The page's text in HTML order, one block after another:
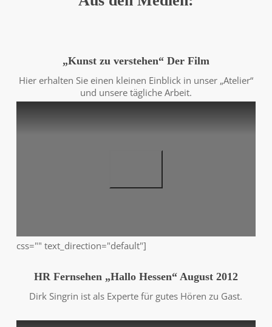
„Kunst zu verstehen“ Der Film
Hier erhalten Sie einen kleinen Einblick in unser „Atelier“
und unsere tägliche Arbeit.
css="" text_direction="default"]
HR Fernsehen „Hallo Hessen“ August 2012
Dirk Singrin ist als Experte für gutes Hören zu Gast.